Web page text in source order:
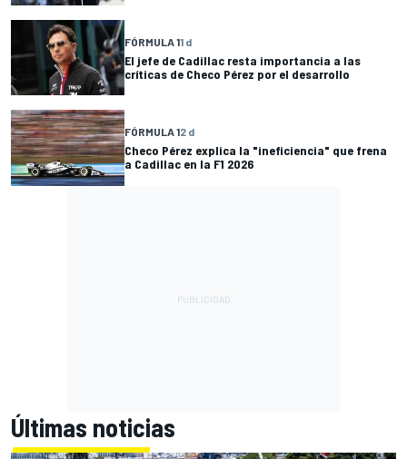
FÓRMULA 11 d
El jefe de Cadillac resta importancia a las
críticas de Checo Pérez por el desarrollo
FÓRMULA 12 d
Checo Pérez explica la "ineficiencia" que frena
a Cadillac en la F1 2026
Últimas noticias